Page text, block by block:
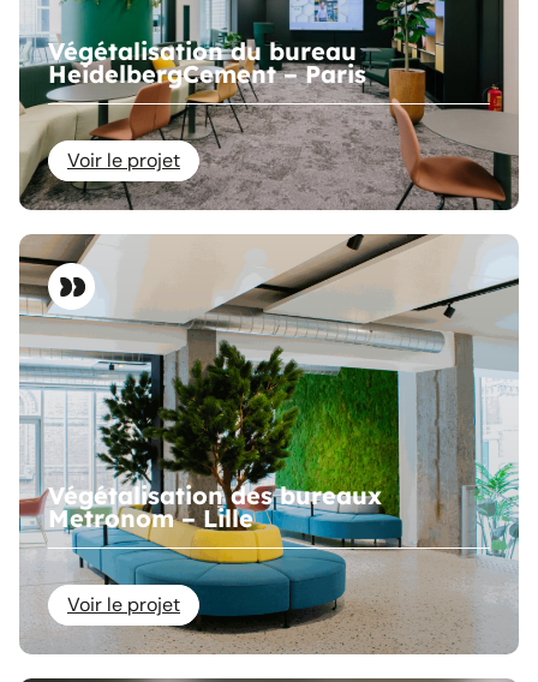
Végétalisation du bureau
HeidelbergCement – Paris
Voir le projet
Végétalisation des bureaux
Metronom – Lille
Voir le projet